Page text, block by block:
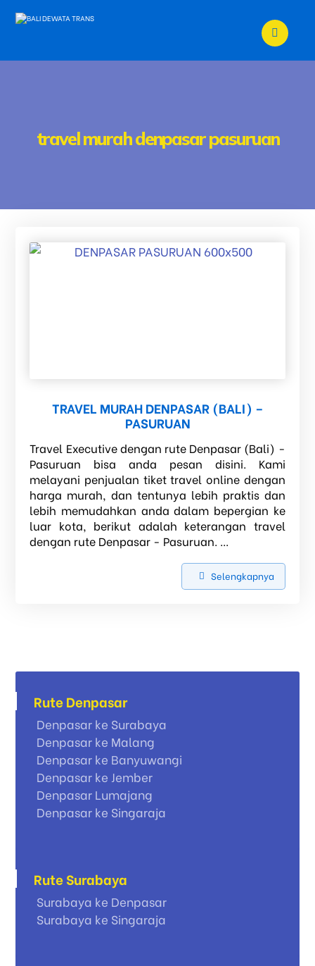
travel murah denpasar pasuruan
TRAVEL MURAH DENPASAR (BALI) –
PASURUAN
Travel Executive dengan rute Denpasar (Bali) -
Pasuruan bisa anda pesan disini. Kami
melayani penjualan tiket travel online dengan
harga murah, dan tentunya lebih praktis dan
lebih memudahkan anda dalam bepergian ke
luar kota, berikut adalah keterangan travel
dengan rute Denpasar - Pasuruan. ...
Selengkapnya
Rute Denpasar
Denpasar ke Surabaya
Denpasar ke Malang
Denpasar ke Banyuwangi
Denpasar ke Jember
Denpasar Lumajang
Denpasar ke Singaraja
Rute Surabaya
Surabaya ke Denpasar
Surabaya ke Singaraja